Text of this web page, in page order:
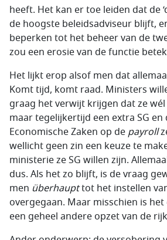
heeft. Het kan er toe leiden dat de
de hoogste beleidsadviseur blijft,
beperken tot het beheer van de
zou een erosie van de functie
Het lijkt erop alsof men dat
Komt tijd, komt raad. Ministers
graag het verwijt krijgen dat ze
maar tegelijkertijd een extra SG
Economische Zaken op de payroll
wellicht geen zin een keuze te
ministerie ze SG willen zijn.
dus. Als het zo blijft, is de vraag
men überhaupttot het instellen
overgegaan. Maar misschien is
een geheel andere opzet van de